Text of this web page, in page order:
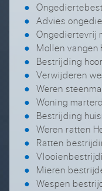
Advies
Ongediertevrij
Mollen vangen
Bestrijding
Verwijderen
Weren
Woning
Bestrijding
Weren ratten
Ratten
Mieren
Wespen